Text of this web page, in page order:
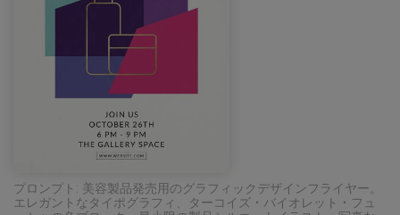
プロンプト: 美容製品発売用のグラフィックデザインフライヤー。
エレガントなタイポグラフィ、ターコイズ・バイオレット・フュ